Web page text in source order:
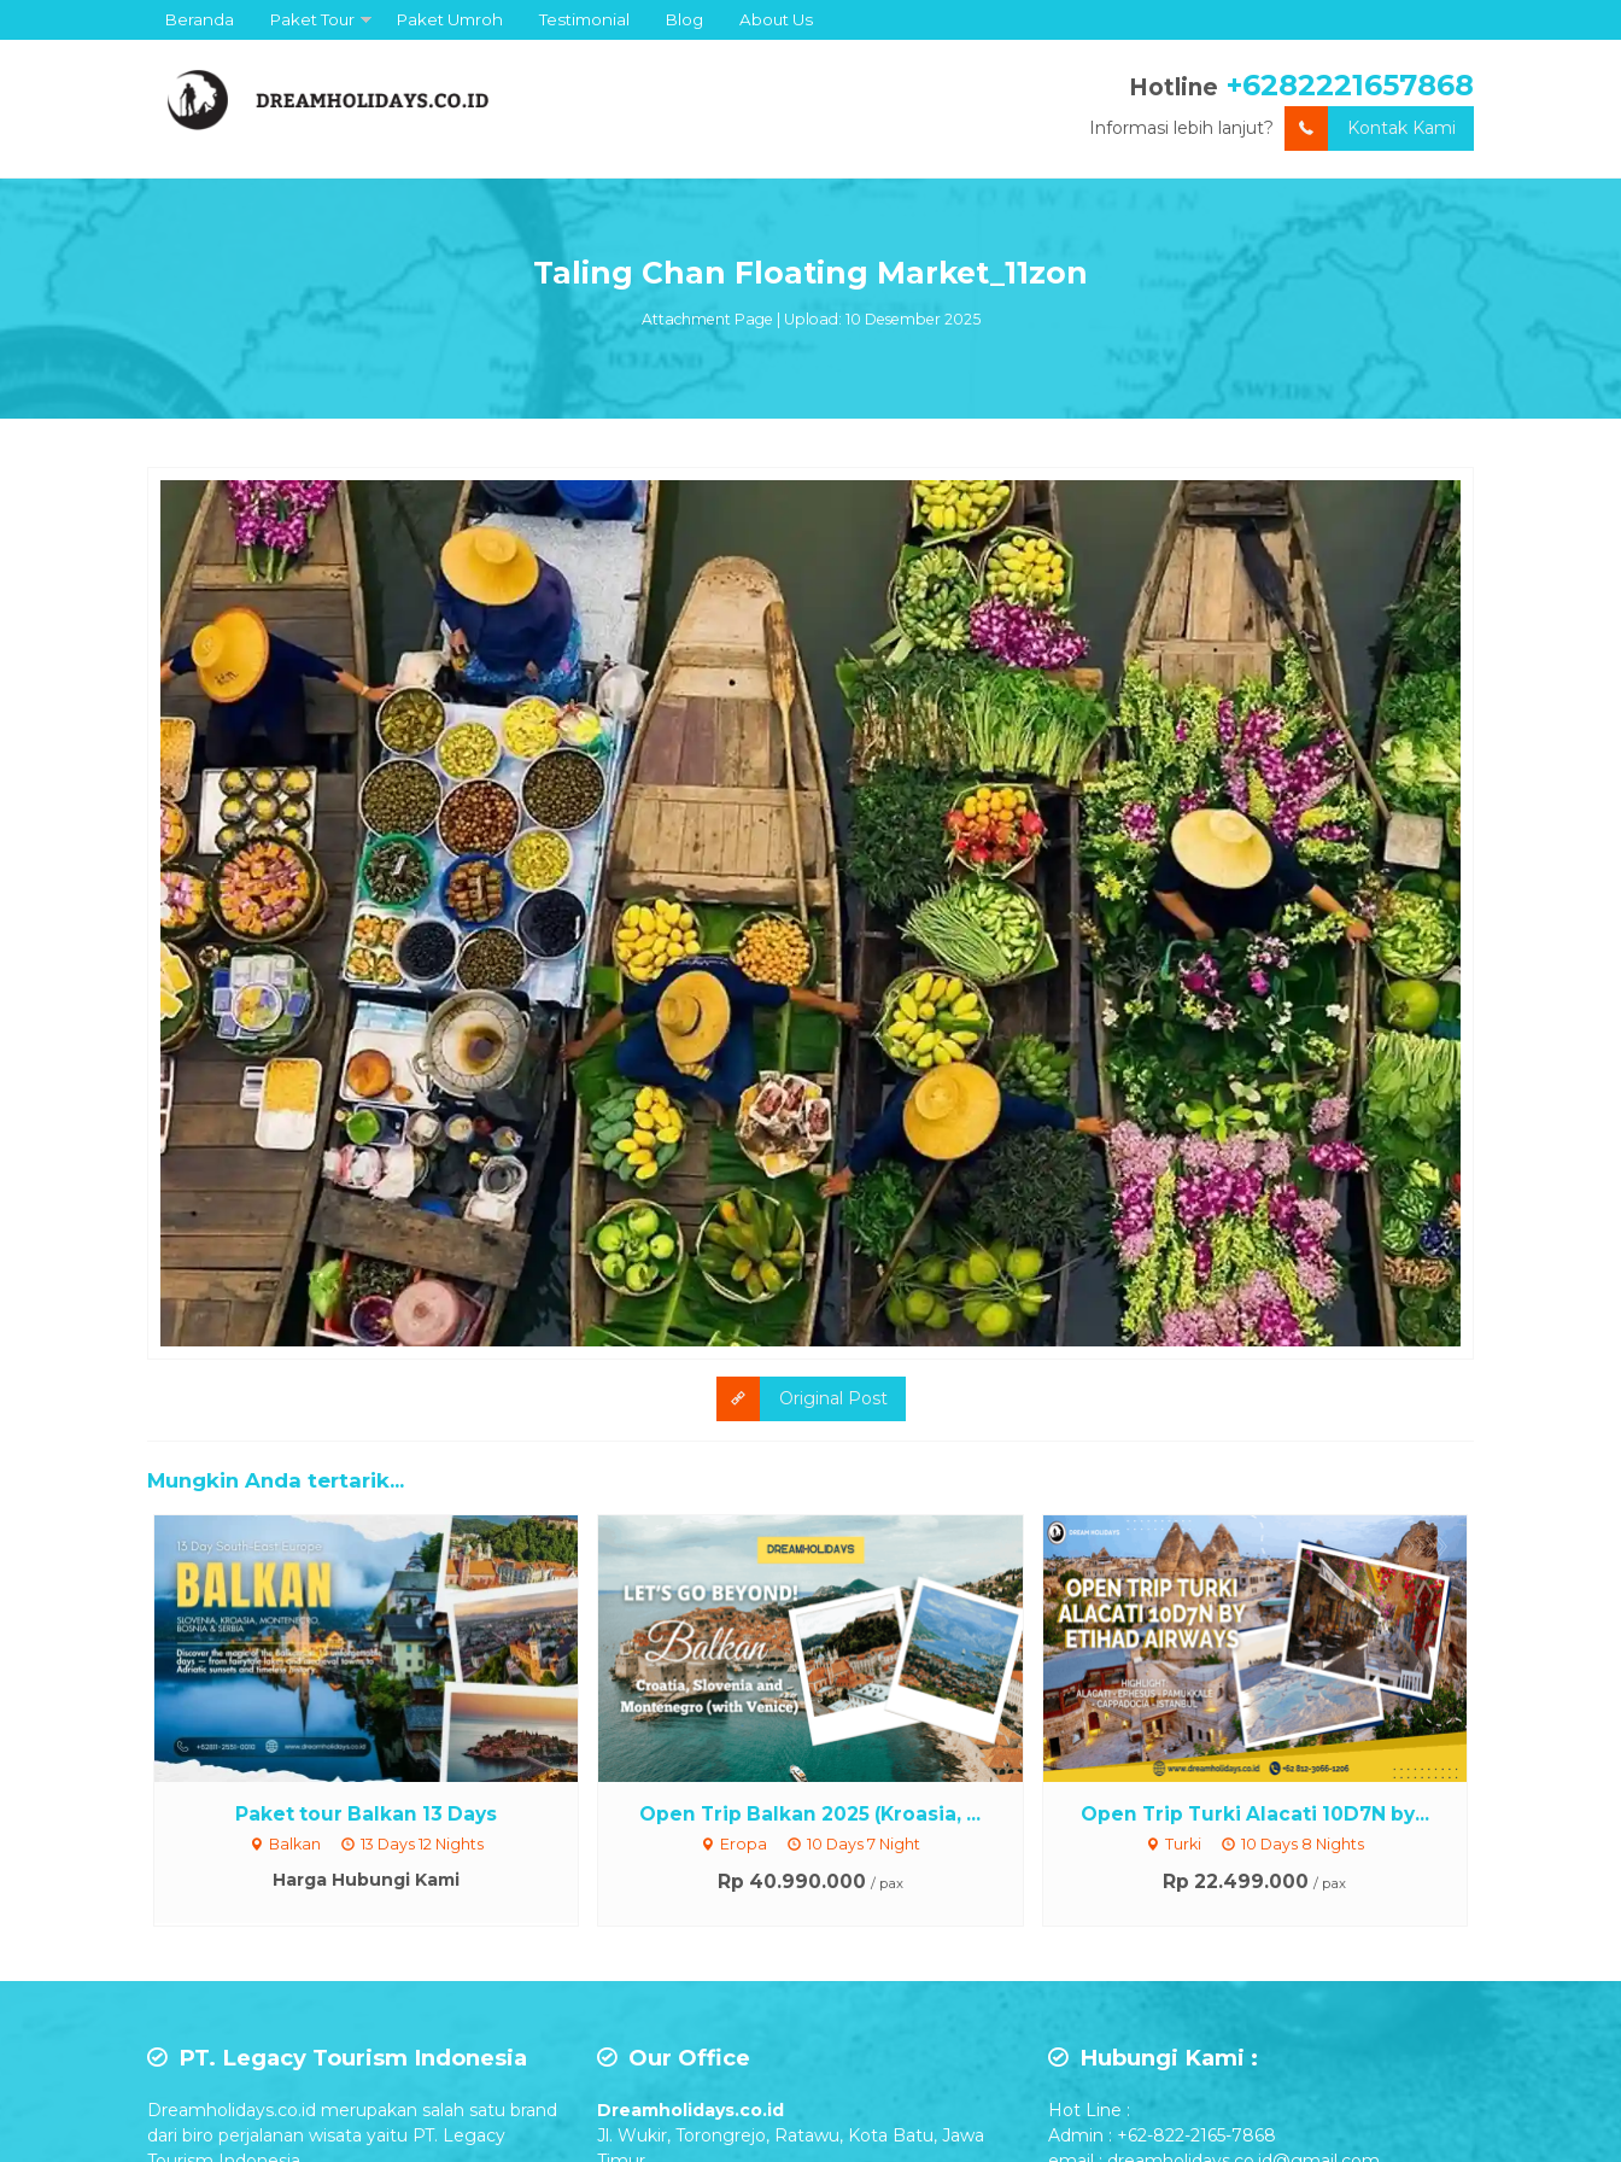
Beranda Paket Tour Paket Umroh Testimonial Blog About Us
Hotline +6282221657868
Informasi lebih lanjut? Kontak Kami
Taling Chan Floating Market_11zon
Attachment Page | Upload: 10 Desember 2025
Original Post
Mungkin Anda tertarik...
Paket tour Balkan 13 Days
Balkan 13 Days 12 Nights
Harga Hubungi Kami
Open Trip Balkan 2025 (Kroasia, ...
Eropa 10 Days 7 Night
Rp 40.990.000 / pax
Open Trip Turki Alacati 10D7N by...
Turki 10 Days 8 Nights
Rp 22.499.000 / pax
PT. Legacy Tourism Indonesia
Dreamholidays.co.id merupakan salah satu brand
dari biro perjalanan wisata yaitu PT. Legacy
Our Office
Dreamholidays.co.id
Jl. Wukir, Torongrejo, Ratawu, Kota Batu, Jawa
Hubungi Kami :
Hot Line :
Admin : +62-822-2165-7868